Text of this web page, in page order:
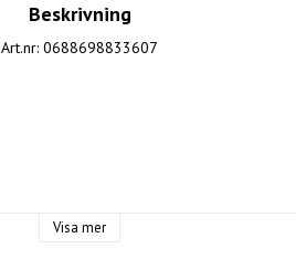
Beskrivning
Art.nr: 0688698833607
Visa mer